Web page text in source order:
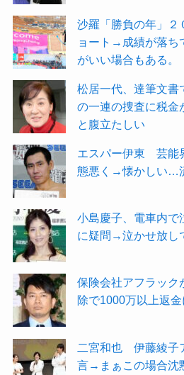
沙羅「勝負の年」２
ョート→成績が落ち
がいい場合もある。
松居一代、達筆文
の一連の捜査に税金
と腹立たしい
エスパー伊東 芸能
態悪く→懐かしい…
小島慶子、電車内で
に疑問→泣かせ放し
保険会社アフラック
除で1000万以上返金
二宮和也 伊藤綾子
言→まぁこの場合沈